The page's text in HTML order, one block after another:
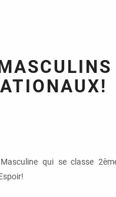
qui se classe